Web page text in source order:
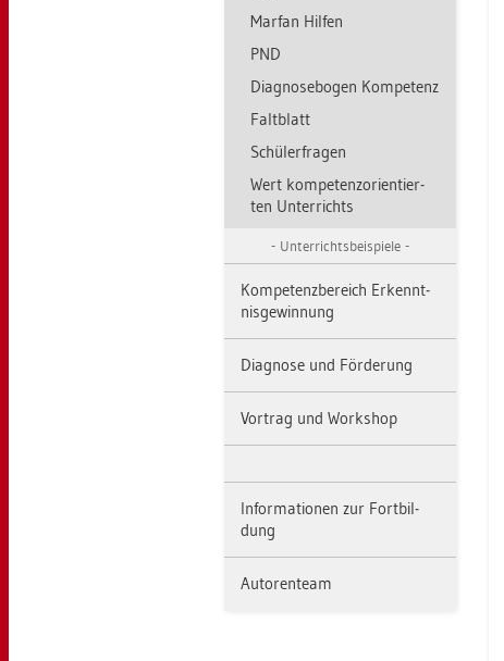
Mar­fan Hil­fen
PND
Dia­gno­se­bo­gen Kom­pe­tenz
Falt­blatt
Schü­ler­fra­gen
Wert kom­pe­tenz­ori­en­tier­
ten Un­ter­richts
Un­ter­richts­bei­spie­le
Kom­pe­tenz­be­reich Er­kennt­
nis­ge­win­nung
Dia­gno­se und För­de­rung
Vor­trag und Work­shop
In­for­ma­tio­nen zur Fort­bil­
dung
Au­to­ren­team